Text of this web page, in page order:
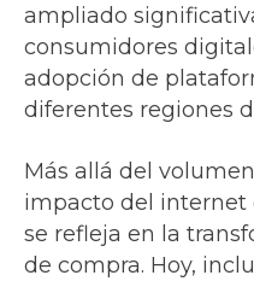
ampliado
consumidores
adopción de
diferentes regiones
Más allá del
impacto del internet
se refleja en la
de compra. Hoy,